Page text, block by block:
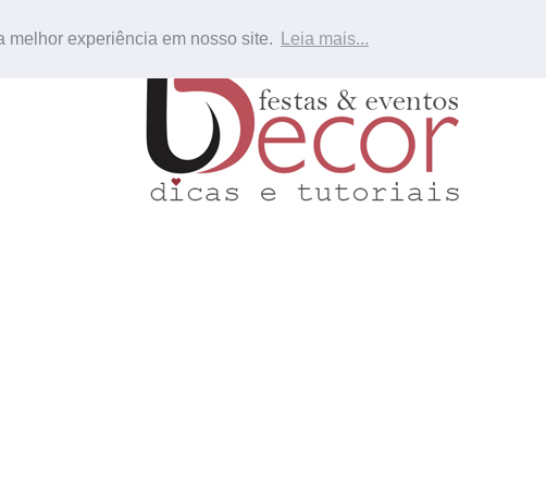
melhor experiência em nosso site. Leia mais...